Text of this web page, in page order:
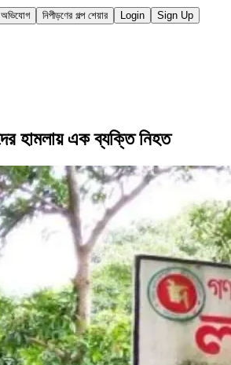
অভিযোগ নিপীড়ণের গল্প শেয়ার Login Sign Up
হামলায় এক ব্যক্তি নিহত